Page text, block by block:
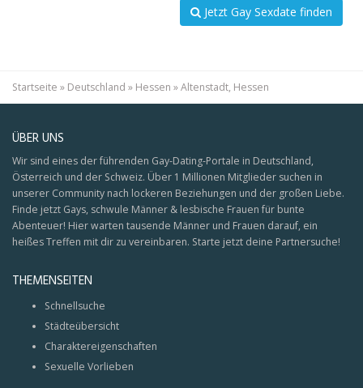
Jetzt Gay Sexdate finden
Startseite » Deutschland » Hessen »Altenstadt, Hessen
ÜBER UNS
Wir sind eines der führenden Gay-Dating-Portale in Deutschland,
Österreich und der Schweiz. Über 1 Millionen Mitglieder suchen in
unserer Community nach lockeren Beziehungen und der großen Liebe.
Finde jetzt Gays, schwule Männer & lesbische Frauen für bunte
Abenteuer! Hier warten tausende Männer und Frauen darauf, ein
heißes Treffen mit dir zu vereinbaren. Starte jetzt deine Partnersuche!
THEMENSEITEN
Schnellsuche
Städteübersicht
Charaktereigenschaften
Sexuelle Vorlieben